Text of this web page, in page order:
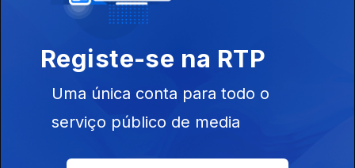
Registe-se na RTP
Uma única conta para todo o
serviço público de media